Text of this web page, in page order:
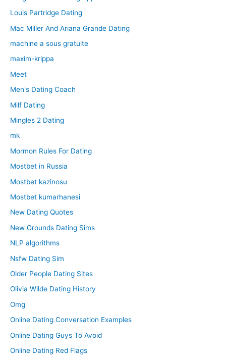
Louis Partridge Dating
Mac Miller And Ariana Grande Dating
machine a sous gratuite
maxim-krippa
Meet
Men's Dating Coach
Milf Dating
Mingles 2 Dating
mk
Mormon Rules For Dating
Mostbet in Russia
Mostbet kazinosu
Mostbet kumarhanesi
New Dating Quotes
New Grounds Dating Sims
NLP algorithms
Nsfw Dating Sim
Older People Dating Sites
Olivia Wilde Dating History
Omg
Online Dating Conversation Examples
Online Dating Guys To Avoid
Online Dating Red Flags